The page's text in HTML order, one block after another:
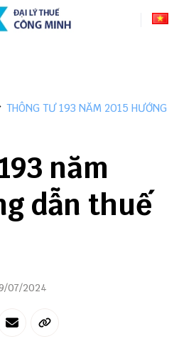
THÔNG TƯ 193 NĂM 2015 HƯỚNG
năm
dẫn thuế
07/2024